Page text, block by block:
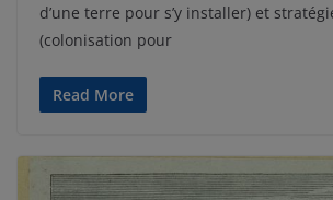
d’une terre pour s’y installer) et
(colonisation pour
Read More